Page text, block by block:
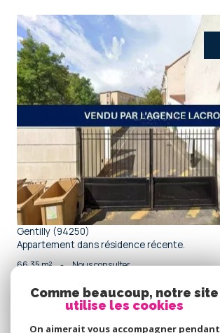
voir le bien
Gentilly (94250)
Appartement dans résidence récente.
66,35 m² - Nous consulter
connecter
Comme beaucoup, notre site
utilise les cookies
On aimerait vous accompagner pendant